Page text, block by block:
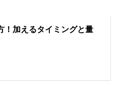
！加えるタイミングと量